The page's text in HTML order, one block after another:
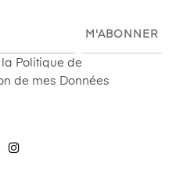
M'ABONNER
Politique de
de mes Données
Facebook